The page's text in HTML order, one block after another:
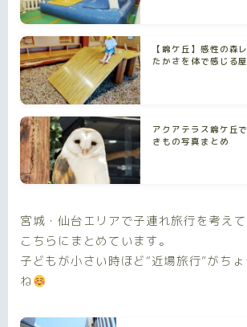
【錦ケ丘】感性の森
たかさを体で感じる
アクアテラス錦ケ丘
きもの写真まとめ
宮城・仙台エリアで子連れ旅行を考えて
こちらにまとめています。
子どもが小さい時ほど“近場旅行”がち
ね